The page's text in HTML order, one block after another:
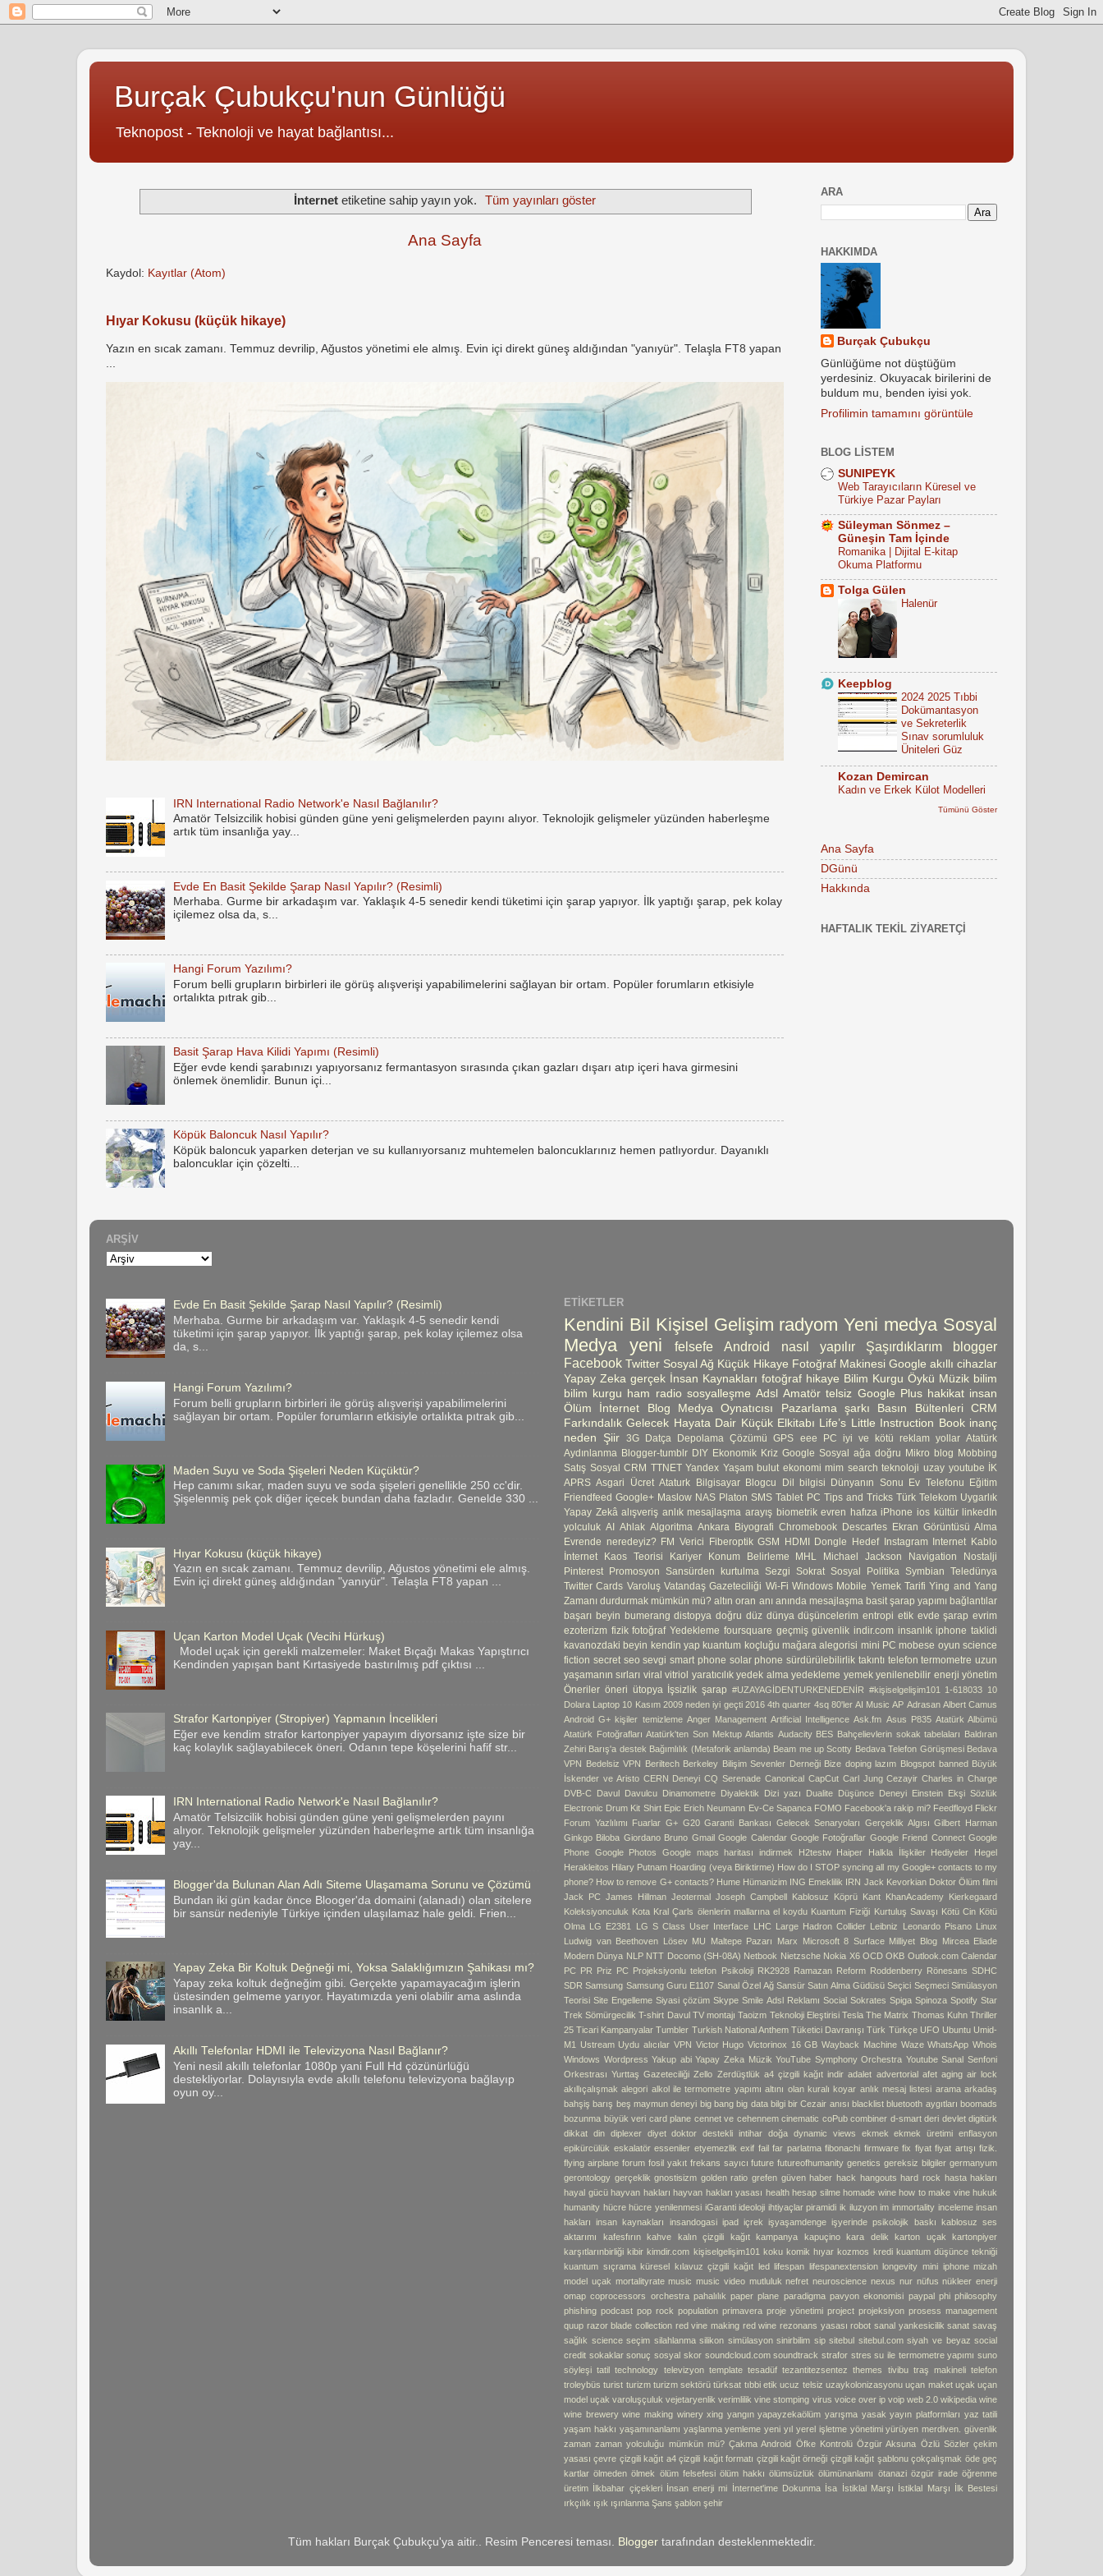
Burçak Çubukçu'nun Günlüğü
Teknopost - Teknoloji ve hayat bağlantısı...
İnternet etiketine sahip yayın yok. Tüm yayınları göster
Ana Sayfa
Kaydol: Kayıtlar (Atom)
Hıyar Kokusu (küçük hikaye)
Yazın en sıcak zamanı. Temmuz devrilip, Ağustos yönetimi ele almış. Evin içi direkt güneş aldığından "yanıyür". Telaşla FT8 yapan
IRN International Radio Network'e Nasıl Bağlanılır?
Amatör Telsizcilik hobisi günden güne yeni gelişmelerden payını alıyor. Teknolojik gelişmeler yüzünden haberleşme
artık tüm insanlığa yay...
Evde En Basit Şekilde Şarap Nasıl Yapılır? (Resimli)
Merhaba. Gurme bir arkadaşım var. Yaklaşık 4-5 senedir kendi tüketimi için şarap yapıyor. İlk yaptığı şarap, pek kolay
içilemez olsa da, s...
Hangi Forum Yazılımı?
Forum belli grupların birbirleri ile görüş alışverişi yapabilimelerini sağlayan bir ortam. Popüler forumların etkisiyle
ortalıkta pıtrak gib...
Basit Şarap Hava Kilidi Yapımı (Resimli)
Eğer evde kendi şarabınızı yapıyorsanız fermantasyon sırasında çıkan gazları dışarı atıp içeri hava girmesini
önlemek önemlidir. Bunun içi...
Köpük Baloncuk Nasıl Yapılır?
Köpük baloncuk yaparken deterjan ve su kullanıyorsanız muhtemelen baloncuklarınız hemen patlıyordur. Dayanıklı
baloncuklar için çözelti...
ARA
HAKKIMDA
Burçak Çubukçu
Günlüğüme not düştüğüm
yerdesiniz. Okuyacak birilerini de
buldum mu, benden iyisi yok.
Profilimin tamamını görüntüle
BLOG LISTEM
SUNIPEYK
Web Tarayıcıların Küresel ve
Türkiye Pazar Payları
Süleyman Sönmez –
Güneşin Tam İçinde
Romanika | Dijital E-kitap
Okuma Platformu
Tolga Gülen
Halenür
Keepblog
2024 2025 Tıbbi
Dokümantasyon
ve Sekreterlik
Sınav sorumluluk
Üniteleri Güz
Kozan Demircan
Kadın ve Erkek Külot Modelleri
Tümünü Göster
Ana Sayfa
DGünü
Hakkında
HAFTALIK TEKIL ZIYARETÇI
ARŞIV
Evde En Basit Şekilde Şarap Nasıl Yapılır? (Resimli)
Merhaba. Gurme bir arkadaşım var. Yaklaşık 4-5 senedir kendi
tüketimi için şarap yapıyor. İlk yaptığı şarap, pek kolay içilemez olsa
da, s...
Hangi Forum Yazılımı?
Forum belli grupların birbirleri ile görüş alışverişi yapabilimelerini
sağlayan bir ortam. Popüler forumların etkisiyle ortalıkta pıtrak gib...
Maden Suyu ve Soda Şişeleri Neden Küçüktür?
Hep canımı sıkar, maden suyu ve soda şişeleri genellikle 250 cc'dir.
Şişelenmiş pek çok diğer içecek bundan daha fazladır. Genelde 330 ...
Hıyar Kokusu (küçük hikaye)
Yazın en sıcak zamanı. Temmuz devrilip, Ağustos yönetimi ele almış.
Evin içi direkt güneş aldığından "yanıyür". Telaşla FT8 yapan ...
Uçan Karton Model Uçak (Vecihi Hürkuş)
Model uçak için gerekli malzemeler: Maket Bıçağı Makas Yapıştırıcı
Kendinden yapışan bant Kırtasiyede bastırılmış pdf çıktısı ...
Strafor Kartonpiyer (Stropiyer) Yapmanın İncelikleri
Eğer eve kendim strafor kartonpiyer yapayım diyorsanız işte size bir
kaç kolaylık sağlayabilecek öneri. Odanın tepe köşelerini hafif str...
IRN International Radio Network'e Nasıl Bağlanılır?
Amatör Telsizcilik hobisi günden güne yeni gelişmelerden payını
alıyor. Teknolojik gelişmeler yüzünden haberleşme artık tüm insanlığa
yay...
Blogger'da Bulunan Alan Adlı Siteme Ulaşamama Sorunu ve Çözümü
Bundan iki gün kadar önce Blooger'da domaini (alanadı) olan sitelere
bir sansür nedeniyle Türkiye içinden ulaşılamaz hale geldi. Frien...
Yapay Zeka Bir Koltuk Değneği mi, Yoksa Salaklığımızın Şahikası mı?
Yapay zeka koltuk değneğim gibi. Gerçekte yapamayacağım işlerin
üstesinden gelmeme yarıyor. Hayatımızda yeni olabilir ama aslında
insanlık a...
Akıllı Telefonlar HDMI ile Televizyona Nasıl Bağlanır?
Yeni nesil akıllı telefonlar 1080p yani Full Hd çözünürlüğü
destekliyorlar. Dolayısıyla evde akıllı telefonu televizyona bağlayıp
oyun oy...
ETIKETLER
Kendini Bil Kişisel Gelişim radyom Yeni medya Sosyal
Medya
yeni felsefe Android nasıl yapılır Şaşırdıklarım
blogger
Facebook Twitter Sosyal Ağ Küçük Hikaye Fotoğraf Makinesi Google akıllı cihazlar
Yapay Zeka gerçek İnsan Kaynakları fotoğraf hikaye Bilim Kurgu Öykü Müzik bilim
bilim kurgu ham radio sosyalleşme Adsl Amatör telsiz Google Plus hakikat insan
Ölüm
İnternet Blog Medya Oynatıcısı Pazarlama şarkı Basın Bültenleri
CRM
Farkındalık Gelecek Hayata Dair Küçük Elkitabı Life’s Little Instruction Book inanç
neden
Şiir 3G Datça Depolama Çözümü GPS eee PC iyi ve kötü reklam yollar Atatürk
Aydınlanma Blogger-tumblr DIY Ekonomik Kriz Google Sosyal ağa doğru Mikro blog Mobbing
Satış Sosyal CRM TTNET Yandex Yaşam bulut ekonomi mim search teknoloji uzay youtube İK
APRS Asgari Ücret Ataturk Bilgisayar Blogcu Dil bilgisi Dünyanın Sonu Ev Telefonu Eğitim
Friendfeed Google+ Maslow NAS Platon SMS Tablet PC Tips and Tricks Türk Telekom Uygarlık
Yapay Zekâ alışveriş anlık mesajlaşma arayış biometrik evren hafıza iPhone ios kültür linkedIn
yolculuk AI Ahlak Algoritma Ankara Biyografi Chromebook Descartes Ekran Görüntüsü Alma
Evrende neredeyiz? FM Verici Fiberoptik GSM HDMI Dongle Hedef Instagram Internet Kablo
İnternet
Kaos Teorisi Kariyer Konum Belirleme MHL Michael Jackson Navigation
Nostalji
Pinterest Promosyon Sansürden kurtulma Sezgi Sokrat Sosyal Politika Symbian Teledünya
Twitter Cards Varoluş Vatandaş Gazeteciliği Wi-Fi Windows Mobile Yemek Tarifi Ying and Yang
Zamanı durdurmak mümkün mü? altın oran anı anında mesajlaşma basit şarap yapımı bağlantılar
başarı beyin bumerang distopya doğru düz dünya düşüncelerim entropi etik evde şarap evrim
ezoterizm fizik fotoğraf Yedekleme foursquare geçmiş güvenlik indir.com insanlık iphone taklidi
kavanozdaki beyin kendin yap kuantum koçluğu mağara alegorisi mini PC mobese oyun science
fiction secret seo sevgi smart phone solar phone sürdürülebilirlik takıntı telefon termometre uzun
yaşamanın sırları viral vitriol yaratıcılık yedek alma yedekleme yemek yenilenebilir enerji yönetim
Öneriler öneri ütopya İşsizlik şarap #UZAYAGİDENTURKENEDENİR #kişiselgelişim101 1-618033 10
Dolara Laptop 10 Kasım 2009 neden iyi geçti 2016 4th quarter 4sq 80'ler AI Music AP Adrasan Albert Camus
Android G+ kişiler temizleme Anger Management Artificial Intelligence Ask.fm Asus P835 Atatürk Albümü
Atatürk Fotoğrafları Atatürk'ten Son Mektup Atlantis Audacity BES Bahçelievlerin sokak tabelaları Baldıran
Zehiri Barış'a destek Bağımlılık (Metaforik anlamda) Beam me up Scotty Bedava Telefon Görüşmesi Bedava
VPN Bedelsiz VPN Beriltech Berkeley Bilişim Sevenler Derneği Bize doping lazım Blogspot banned Büyük
İskender ve Aristo CERN Deneyi CQ Serenade Canonical CapCut Carl Jung Cezayir Charles in Charge
DVB-C Davul Davulcu Dinamometre Diyalektik Dizi yazı Dualite Düşünce Deneyi Einstein Ekşi Sözlük
Electronic Drum Kit Shirt Epic Erich Neumann Ev-Ce Sapanca FOMO Facebook'a rakip mi? Feedfloyd Flickr
Forum Yazlılımı Fuarlar G+ G20 Garanti Bankası Gelecek Senaryoları Gerçeklik Algısı Gilbert Harman
Ginkgo Biloba Giordano Bruno Gmail Google Calendar Google Fotoğraflar Google Friend Connect Google
Phone Google Photos Google maps haritası indirmek H2testw Haiper Halkla İlişkiler Hediyeler
Hegel
Herakleitos Hilary Putnam Hoarding (veya Biriktirme) How do I STOP syncing all my Google+ contacts to my
phone? How to remove G+ contacts? Hume Hümanizim ING Emeklilik IRN Jack Kevorkian Doktor Ölüm filmi
Jack PC James Hillman Jeotermal Joseph Campbell Kablosuz Köprü Kant KhanAcademy Kierkegaard
Koleksiyonculuk Kota Kral Çarls ölenlerin mallarına el koydu Kuantum Fiziği Kurtuluş Savaşı Kötü Cin Kötü
Olma LG E2381 LG S Class User Interface LHC Large Hadron Collider Leibniz Leonardo Pisano Linux
Ludwig van Beethoven Lösev MU Maltepe Pazarı Marx Microsoft 8 Surface Milliyet Blog Mircea Eliade
Modern Dünya NLP NTT Docomo (SH-08A) Netbook Nietzsche Nokia X6 OCD OKB Outlook.com Calendar
PC PR Priz PC Projeksiyonlu telefon Psikoloji RK2928 Ramazan Reform Roddenberry Rönesans SDHC
SDR Samsung Samsung Guru E1107 Sanal Özel Ağ Sansür Satın Alma Güdüsü Seçici Seçmeci Simülasyon
Teorisi Site Engelleme Siyasi çözüm Skype Smile Adsl Reklamı Social Sokrates Spiga Spinoza Spotify Star
Trek Sömürgecilik T-shirt Davul TV montajı Taoizm Teknoloji Eleştirisi Tesla The Matrix Thomas Kuhn Thriller
25 Ticari Kampanyalar Tumbler Turkish National Anthem Tüketici Davranışı Türk Türkçe UFO Ubuntu Umid-
M1
Ustream Uydu alıcılar VPN Victor Hugo Victorinox 16 GB Wayback Machine Waze WhatsApp Whois
Windows Wordpress Yakup abi Yapay Zeka Müzik YouTube Symphony Orchestra Youtube Sanal Senfoni
Orkestrası Yurttaş Gazeteciliği Zello Zerdüştlük a4 çizgili kağıt indir adalet advertorial afet aging air lock
akıllıçalışmak alegori alkol ile termometre yapımı altını olan kuralı koyar anlık mesaj listesi arama arkadaş
bahşiş barış beş maymun deneyi big bang big data bilgi bir Cezair anısı blacklist bluetooth aygıtları boomads
bozunma büyük veri card plane cennet ve cehennem cinematic coPub combiner d-smart deri devlet digitürk
dikkat din diplexer diyet doktor destekli intihar doğa dynamic views ekmek ekmek üretimi enflasyon
epikürcülük eskalatör esseniler etyemezlik exif fail far parlatma fibonachi firmware fix fiyat fiyat artışı fizik.
flying airplane forum fosil yakıt frekans sayıcı future futureofhumanity genetics gereksiz bilgiler germanyum
gerontology gerçeklik gnostisizm golden ratio grefen güven haber hack hangouts hard rock hasta hakları
hayal gücü hayvan hakları hayvan hakları yasası health hesap silme homade wine how to make vine hukuk
humanity hücre hücre yenilenmesi iGaranti ideoloji ihtiyaçlar piramidi ik iluzyon im immortality inceleme insan
hakları insan kaynakları insandogasi ipad içrek işyaşamdenge işyerinde psikolojik baskı kablosuz ses
aktarımı
kafesfırın kahve kalın çizgili kağıt kampanya kapuçino kara delik karton uçak
kartonpiyer
karşıtlarınbirliği kibir kimdir.com kişiselgelişim101 koku komik hıyar kozmos kredi kuantum düşünce tekniği
kuantum sıçrama küresel kılavuz çizgili kağıt led lifespan lifespanextension longevity mini iphone mizah
model uçak mortalityrate music music video mutluluk nefret neuroscience nexus nur nüfus nükleer enerji
omap coprocessors orchestra pahalılık paper plane paradigma pavyon ekonomisi paypal phi philosophy
phishing podcast pop rock population primavera proje yönetimi project projeksiyon prosess management
quup razor blade collection red vine making red wine rezonans yasası robot sanal yankesicilik sanat savaş
sağlık science seçim silahlanma silikon simülasyon sinirbilim sip sitebul sitebul.com siyah ve beyaz social
credit sokaklar sonuç sosyal skor soundcloud.com soundtrack strafor stres su ile termometre yapımı suno
söyleşi tatil technology televizyon template tesadüf tezantitezsentez themes tivibu traş makineli telefon
troleybüs turist turizm turizm sektörü türksat tıbbi etik ucuz telsiz uzaykolonizasyonu uçan maket uçak uçan
model uçak varoluşçuluk vejetaryenlik verimlilik vine stomping virus voice over ip voip web 2.0 wikipedia wine
wine brewery wine making winery xing yangın yapayzekaölüm yarışma yasak yayın platformları yaz tatili
yaşam hakkı yaşamınanlamı yaşlanma yemleme yeni yıl yerel işletme yönetimi yürüyen merdiven. güvenlik
zaman zaman yolculuğu mümkün mü? Çakma Android Öfke Kontrolü Özgür Aksuna Özlü Sözler çekim
yasası çevre çizgili kağıt a4 çizgili kağıt formatı çizgili kağıt örneği çizgili kağıt şablonu çokçalışmak öde geç
kartlar ölmeden ölmek ölüm felsefesi ölüm hakkı ölümsüzlük ölümünanlamı ötanazi özgür irade öğrenme
üretim İlkbahar çiçekleri İnsan enerji mi İnternet'ime Dokunma İsa İstiklal Marşı İstiklal Marşı İlk Bestesi
ırkçılık ışık ışınlanma Şans şablon şehir
Tüm hakları Burçak Çubukçu'ya aitir.. Resim Penceresi teması. Bloggertarafından desteklenmektedir.